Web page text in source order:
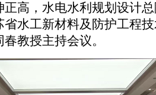
高，水电水利规划设计
水工新材料及防护工程
教授主持会议。